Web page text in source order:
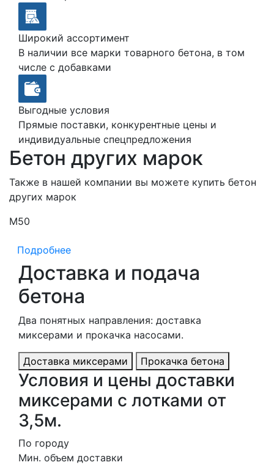
Широкий ассортимент
В наличии все марки товарного бетона, в том
числе с добавками
Выгодные условия
Прямые поставки, конкурентные цены и
индивидуальные спецпредложения
Бетон других марок
Также в нашей компании вы можете купить бетон
других марок
М50
Подробнее
Доставка и подача
бетона
Два понятных направления: доставка
миксерами и прокачка насосами.
Доставка миксерами Прокачка бетона
Условия и цены доставки
миксерами с лотками от
3,5м.
По городу
Мин. объем доставки